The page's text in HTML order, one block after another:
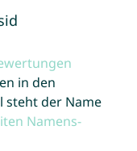
in den
steht der Name
Namens-